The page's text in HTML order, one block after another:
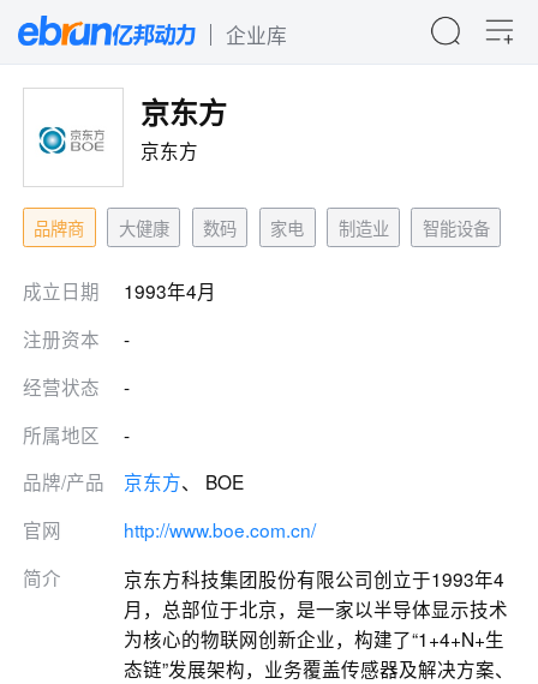
企业库
京东方
京东方
品牌商 大健康 数码 家电 制造业 智能设备
成立日期
1993年4月
注册资本
-
经营状态
-
所属地区
-
品牌/产品
京东方、 BOE
官网
http://www.boe.com.cn/
简介
京东方科技集团股份有限公司创立于1993年4
月，总部位于北京，是一家以半导体显示技术
为核心的物联网创新企业，构建了“1+4+N+生
态链”发展架构，业务覆盖传感器及解决方案、